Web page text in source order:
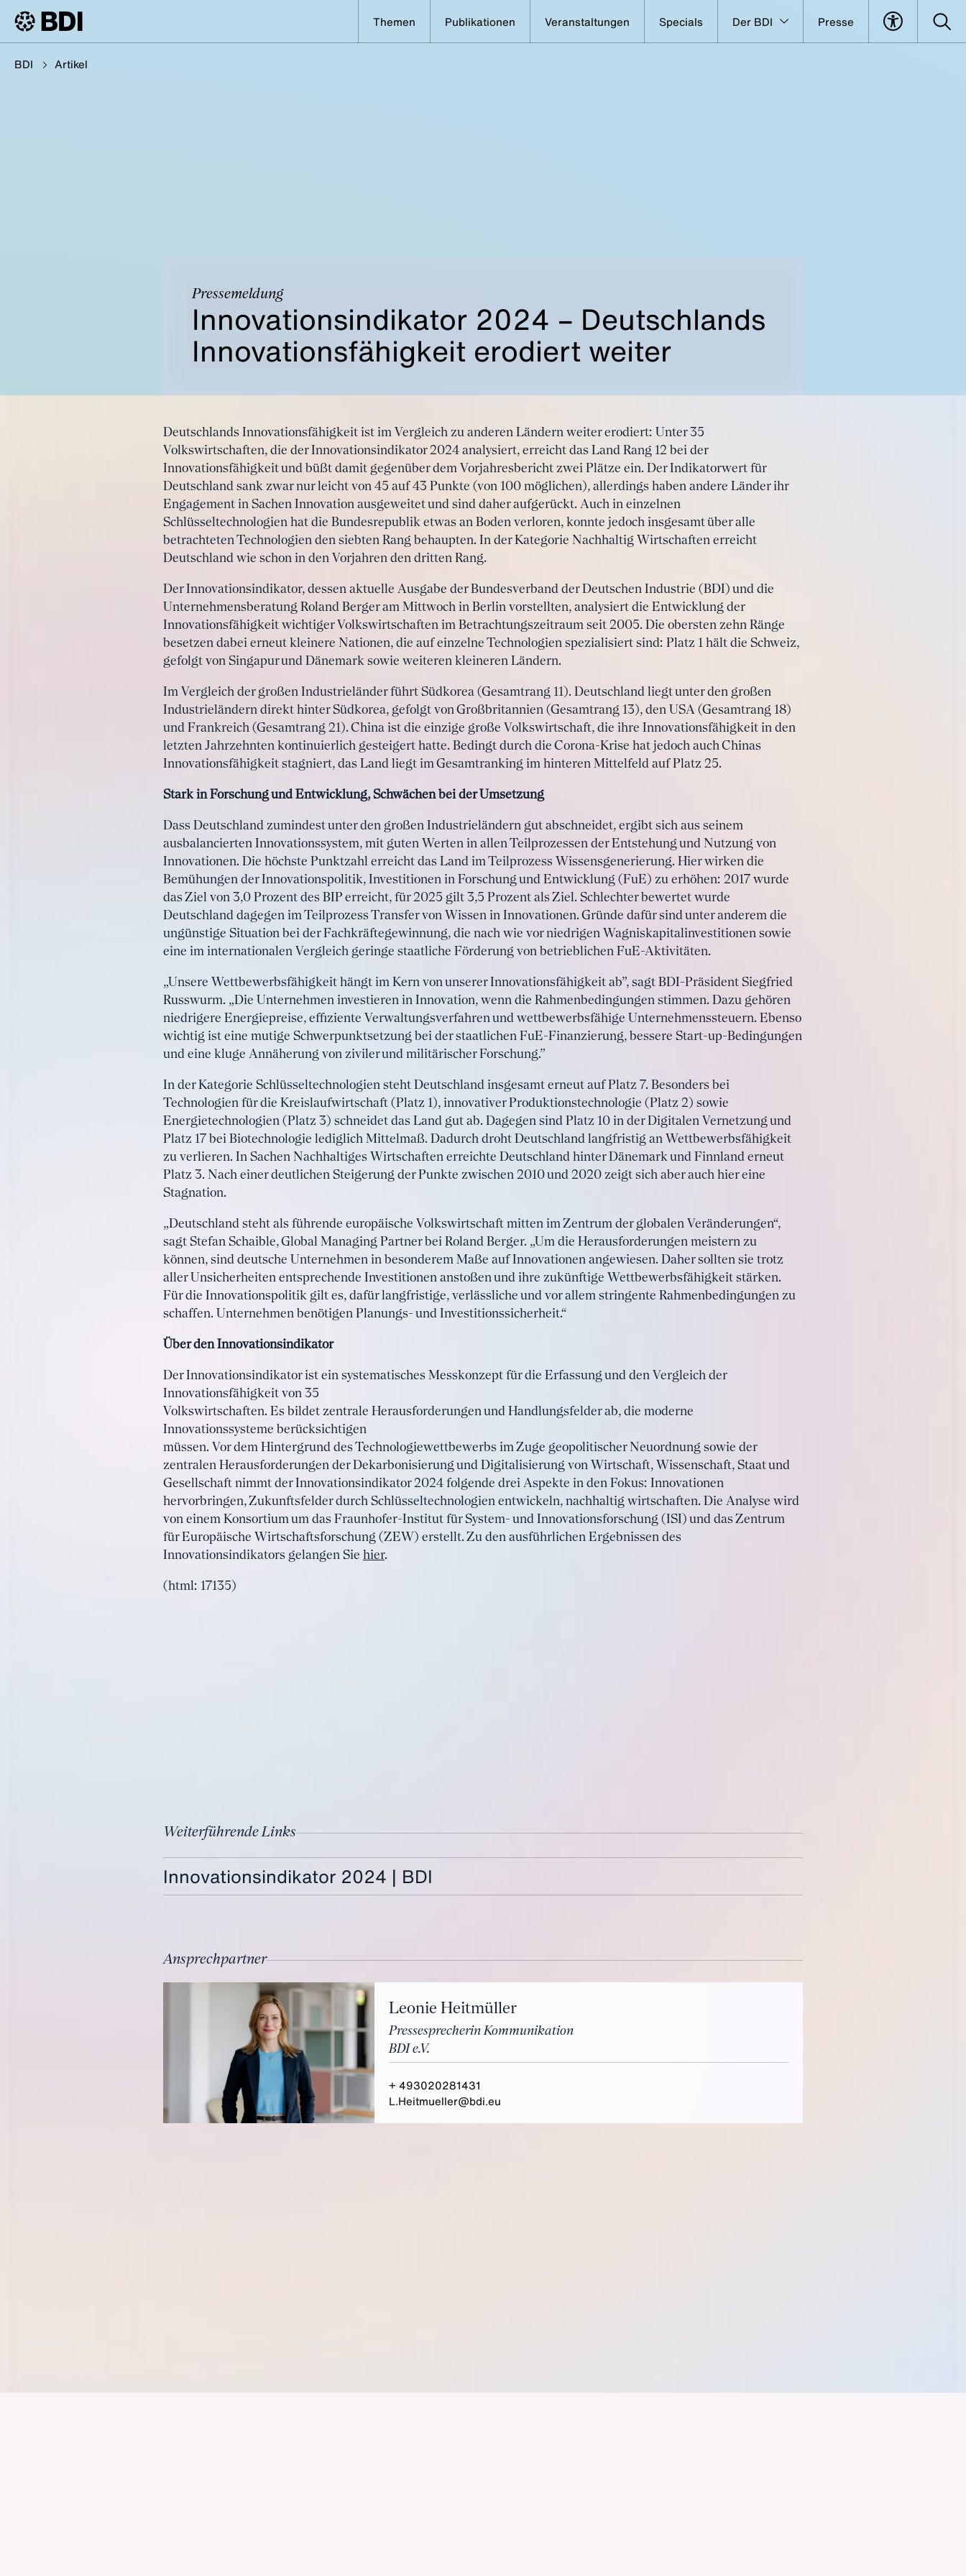
Themen Publikationen Veranstaltungen Specials Der BDI Presse
BDI Artikel
Pressemeldung
Innovationsindikator 2024 – Deutschlands
Innovationsfähigkeit erodiert weiter
Deutschlands Innovationsfähigkeit ist im Vergleich zu anderen Ländern weiter erodiert: Unter 35
Volkswirtschaften, die der Innovationsindikator 2024 analysiert, erreicht das Land Rang 12 bei der
Innovationsfähigkeit und büßt damit gegenüber dem Vorjahresbericht zwei Plätze ein. Der Indikatorwert für
Deutschland sank zwar nur leicht von 45 auf 43 Punkte (von 100 möglichen), allerdings haben andere Länder ihr
Engagement in Sachen Innovation ausgeweitet und sind daher aufgerückt. Auch in einzelnen
Schlüsseltechnologien hat die Bundesrepublik etwas an Boden verloren, konnte jedoch insgesamt über alle
betrachteten Technologien den siebten Rang behaupten. In der Kategorie Nachhaltig Wirtschaften erreicht
Deutschland wie schon in den Vorjahren den dritten Rang.
Der Innovationsindikator, dessen aktuelle Ausgabe der Bundesverband der Deutschen Industrie (BDI) und die
Unternehmensberatung Roland Berger am Mittwoch in Berlin vorstellten, analysiert die Entwicklung der
Innovationsfähigkeit wichtiger Volkswirtschaften im Betrachtungszeitraum seit 2005. Die obersten zehn Ränge
besetzen dabei erneut kleinere Nationen, die auf einzelne Technologien spezialisiert sind: Platz 1 hält die Schweiz,
gefolgt von Singapur und Dänemark sowie weiteren kleineren Ländern.
Im Vergleich der großen Industrieländer führt Südkorea (Gesamtrang 11). Deutschland liegt unter den großen
Industrieländern direkt hinter Südkorea, gefolgt von Großbritannien (Gesamtrang 13), den USA (Gesamtrang 18)
und Frankreich (Gesamtrang 21). China ist die einzige große Volkswirtschaft, die ihre Innovationsfähigkeit in den
letzten Jahrzehnten kontinuierlich gesteigert hatte. Bedingt durch die Corona-Krise hat jedoch auch Chinas
Innovationsfähigkeit stagniert, das Land liegt im Gesamtranking im hinteren Mittelfeld auf Platz 25.
Stark in Forschung und Entwicklung, Schwächen bei der Umsetzung
Dass Deutschland zumindest unter den großen Industrieländern gut abschneidet, ergibt sich aus seinem
ausbalancierten Innovationssystem, mit guten Werten in allen Teilprozessen der Entstehung und Nutzung von
Innovationen. Die höchste Punktzahl erreicht das Land im Teilprozess Wissensgenerierung. Hier wirken die
Bemühungen der Innovationspolitik, Investitionen in Forschung und Entwicklung (FuE) zu erhöhen: 2017 wurde
das Ziel von 3,0 Prozent des BIP erreicht, für 2025 gilt 3,5 Prozent als Ziel. Schlechter bewertet wurde
Deutschland dagegen im Teilprozess Transfer von Wissen in Innovationen. Gründe dafür sind unter anderem die
ungünstige Situation bei der Fachkräftegewinnung, die nach wie vor niedrigen Wagniskapitalinvestitionen sowie
eine im internationalen Vergleich geringe staatliche Förderung von betrieblichen FuE-Aktivitäten.
„Unsere Wettbewerbsfähigkeit hängt im Kern von unserer Innovationsfähigkeit ab”, sagt BDI-Präsident Siegfried
Russwurm. „Die Unternehmen investieren in Innovation, wenn die Rahmenbedingungen stimmen. Dazu gehören
niedrigere Energiepreise, effiziente Verwaltungsverfahren und wettbewerbsfähige Unternehmenssteuern. Ebenso
wichtig ist eine mutige Schwerpunktsetzung bei der staatlichen FuE-Finanzierung, bessere Start-up-Bedingungen
und eine kluge Annäherung von ziviler und militärischer Forschung.”
In der Kategorie Schlüsseltechnologien steht Deutschland insgesamt erneut auf Platz 7. Besonders bei
Technologien für die Kreislaufwirtschaft (Platz 1), innovativer Produktionstechnologie (Platz 2) sowie
Energietechnologien (Platz 3) schneidet das Land gut ab. Dagegen sind Platz 10 in der Digitalen Vernetzung und
Platz 17 bei Biotechnologie lediglich Mittelmaß. Dadurch droht Deutschland langfristig an Wettbewerbsfähigkeit
zu verlieren. In Sachen Nachhaltiges Wirtschaften erreichte Deutschland hinter Dänemark und Finnland erneut
Platz 3. Nach einer deutlichen Steigerung der Punkte zwischen 2010 und 2020 zeigt sich aber auch hier eine
Stagnation.
„Deutschland steht als führende europäische Volkswirtschaft mitten im Zentrum der globalen Veränderungen“,
sagt Stefan Schaible, Global Managing Partner bei Roland Berger. „Um die Herausforderungen meistern zu
können, sind deutsche Unternehmen in besonderem Maße auf Innovationen angewiesen. Daher sollten sie trotz
aller Unsicherheiten entsprechende Investitionen anstoßen und ihre zukünftige Wettbewerbsfähigkeit stärken.
Für die Innovationspolitik gilt es, dafür langfristige, verlässliche und vor allem stringente Rahmenbedingungen zu
schaffen. Unternehmen benötigen Planungs- und Investitionssicherheit.“
Über den Innovationsindikator
Der Innovationsindikator ist ein systematisches Messkonzept für die Erfassung und den Vergleich der
Innovationsfähigkeit von 35
Volkswirtschaften. Es bildet zentrale Herausforderungen und Handlungsfelder ab, die moderne
Innovationssysteme berücksichtigen
müssen. Vor dem Hintergrund des Technologiewettbewerbs im Zuge geopolitischer Neuordnung sowie der
zentralen Herausforderungen der Dekarbonisierung und Digitalisierung von Wirtschaft, Wissenschaft, Staat und
Gesellschaft nimmt der Innovationsindikator 2024 folgende drei Aspekte in den Fokus: Innovationen
hervorbringen, Zukunftsfelder durch Schlüsseltechnologien entwickeln, nachhaltig wirtschaften. Die Analyse wird
von einem Konsortium um das Fraunhofer-Institut für System- und Innovationsforschung (ISI) und das Zentrum
für Europäische Wirtschaftsforschung (ZEW) erstellt. Zu den ausführlichen Ergebnissen des
Innovationsindikators gelangen Sie hier.
(html: 17135)
Weiterführende Links
Innovationsindikator 2024 | BDI
Ansprechpartner
Leonie Heitmüller
Pressesprecherin Kommunikation
BDI e.V.
+ 493020281431
L.Heitmueller@bdi.eu